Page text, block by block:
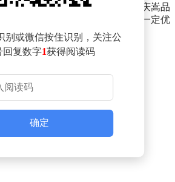
公司全资持股。这一背景使得重庆嵩品
源、品牌影响力等方面可能具备一定优
进一步发展提供了有力支撑。
别或微信按住识别，关注公
回复数字1获得阅读码
确定